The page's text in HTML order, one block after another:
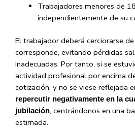
Trabajadores menores de
independientemente de su
El trabajador deberá cerciorarse
corresponde, evitando pérdidas
inadecuadas. Por tanto, si se
actividad profesional por encima
cotización, y no se viese reflejada
repercutir negativamente en la
jubilación, centrándonos en una
estimada.